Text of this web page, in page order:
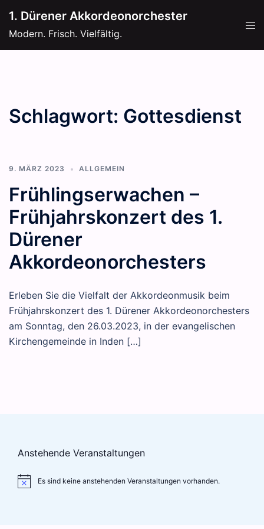
Inhalt
springen
1. Dürener Akkordeonorchester
Modern. Frisch. Vielfältig.
Schlagwort: Gottesdienst
9. MÄRZ 2023 ALLGEMEIN
Frühlingserwachen –
Frühjahrskonzert des 1.
Dürener
Akkordeonorchesters
Erleben Sie die Vielfalt der Akkordeonmusik beim
Frühjahrskonzert des 1. Dürener Akkordeonorchesters
am Sonntag, den 26.03.2023, in der evangelischen
Kirchengemeinde in Inden […]
Anstehende Veranstaltungen
Es sind keine anstehenden Veranstaltungen vorhanden.